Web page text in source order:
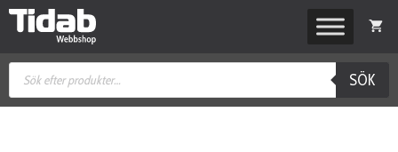
Hoppa
Produktsökning
SÖK